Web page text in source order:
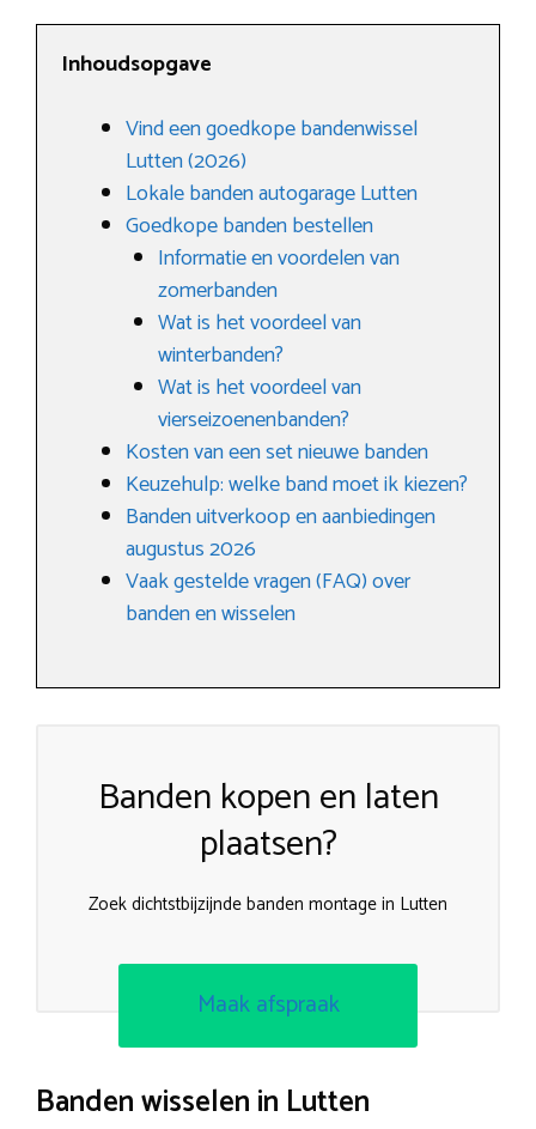
Inhoudsopgave
Vind een goedkope bandenwissel
Lutten (2026)
Lokale banden autogarage Lutten
Goedkope banden bestellen
Informatie en voordelen van
zomerbanden
Wat is het voordeel van
winterbanden?
Wat is het voordeel van
vierseizoenenbanden?
Kosten van een set nieuwe banden
Keuzehulp: welke band moet ik kiezen?
Banden uitverkoop en aanbiedingen
augustus 2026
Vaak gestelde vragen (FAQ) over
banden en wisselen
Banden kopen en laten
plaatsen?
Zoek dichtstbijzijnde banden montage in Lutten
Maak afspraak
Banden wisselen in Lutten